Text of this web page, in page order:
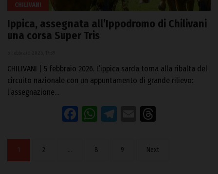
CHILIVANI
Ippica, assegnata all’Ippodromo di Chilivani
una corsa Super Tris
CHILIVANI | 5 febbraio 2026. L’ippica sarda torna alla ribalta del
circuito nazionale con un appuntamento di grande rilievo:
l’assegnazione…
Facebook
WhatsApp
Telegram
Email
1 2 8 9 Next